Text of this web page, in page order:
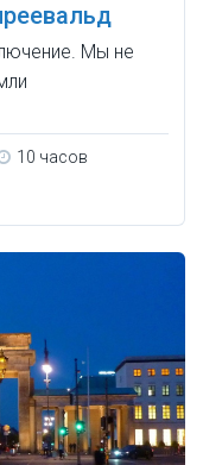
Мы не
10 часов